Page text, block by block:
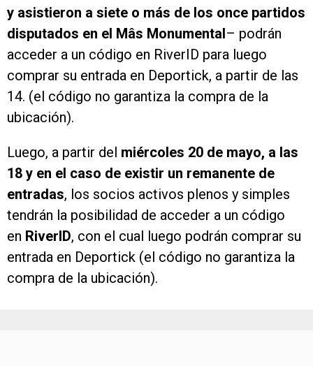
y asistieron a siete o más de los once partidos
disputados en el Mâs Monumental – podrán
acceder a un código en RiverID para luego
comprar su entrada en Deportick, a partir de las
14. (el código no garantiza la compra de la
ubicación).
Luego, a partir del miércoles 20 de mayo, a las
18 y en el caso de existir un remanente de
entradas, los socios activos plenos y simples
tendrán la posibilidad de acceder a un código
en RiverID, con el cual luego podrán comprar su
entrada en Deportick (el código no garantiza la
compra de la ubicación).